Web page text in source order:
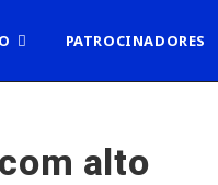
PATROCINADORES
alto